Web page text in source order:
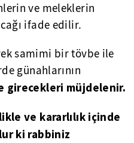
ve meleklerin
ifade edilir.
samimi bir tövbe ile
günahlarının
girecekleri müjdelenir.
ve kararlılık içinde
ki rabbiniz